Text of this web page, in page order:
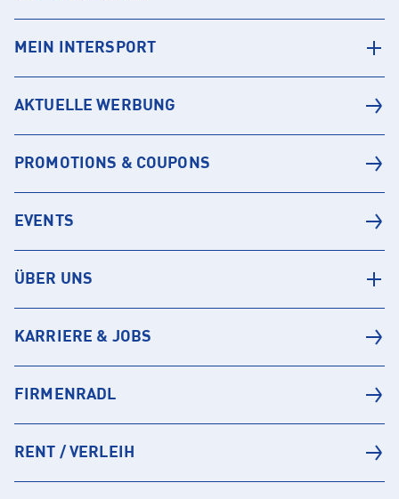
MEIN INTERSPORT
AKTUELLE WERBUNG
PROMOTIONS & COUPONS
EVENTS
ÜBER UNS
KARRIERE & JOBS
FIRMENRADL
RENT / VERLEIH